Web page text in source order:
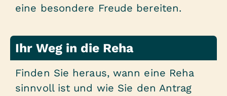
eine besondere Freude bereiten.
Ihr Weg in die Reha
Finden Sie heraus, wann eine Reha
sinnvoll ist und wie Sie den Antrag